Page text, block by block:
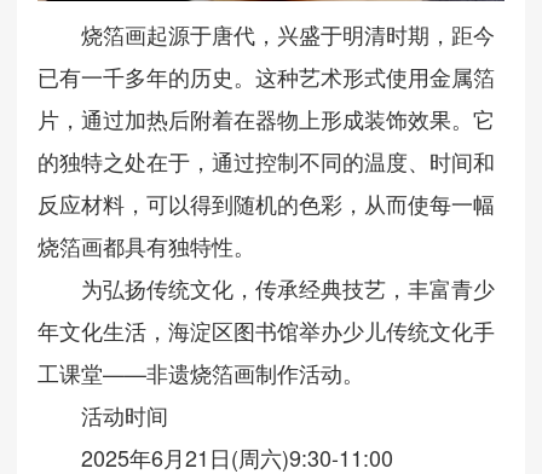
烧箔画起源于唐代，兴盛于明清时期，距今
已有一千多年的历史。这种艺术形式使用金属箔
片，通过加热后附着在器物上形成装饰效果。它
的独特之处在于，通过控制不同的温度、时间和
反应材料，可以得到随机的色彩，从而使每一幅
烧箔画都具有独特性。
为弘扬传统文化，传承经典技艺，丰富青少
年文化生活，海淀区图书馆举办少儿传统文化手
工课堂——非遗烧箔画制作活动。
活动时间
2025年6月21日(周六)9:30-11:00